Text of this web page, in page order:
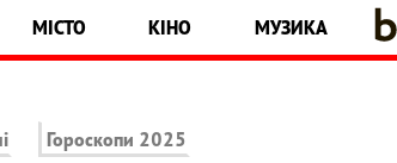
МІСТО КІНО МУЗИКА
Гороскопи 2025